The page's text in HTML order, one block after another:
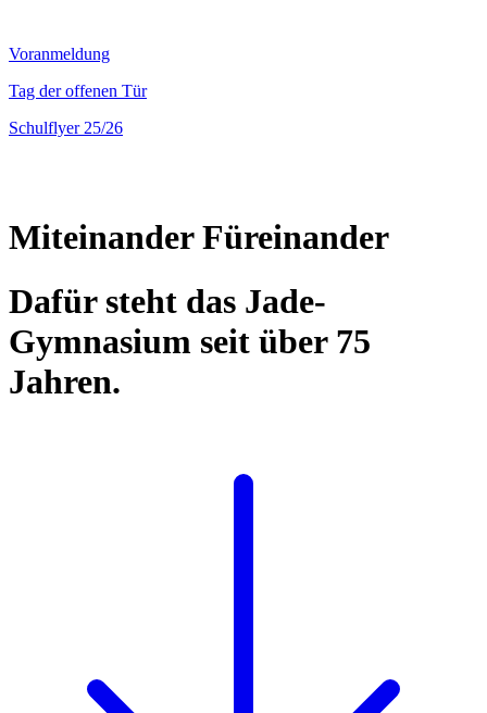
Voranmeldung
Tag der offenen Tür
Schulflyer 25/26
Miteinander Füreinander
Dafür steht das Jade-
Gymnasium seit über 75
Jahren.